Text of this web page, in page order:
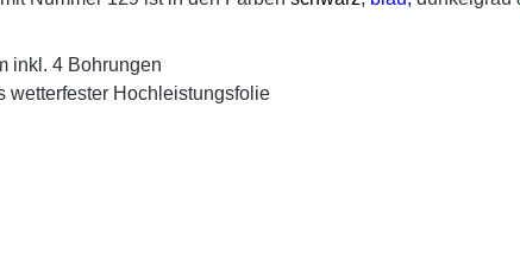
inkl. 4 Bohrungen
wetterfester Hochleistungsfolie